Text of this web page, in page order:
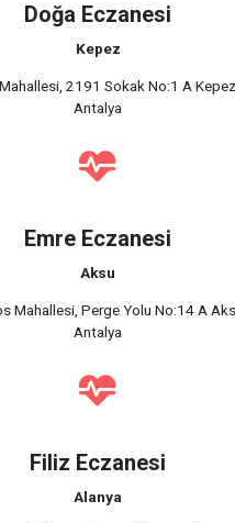
Doğa Eczanesi
Kepez
2191 Sokak No:1 A Kepez
Antalya
Emre Eczanesi
Aksu
Mahallesi, Perge Yolu No:14 A
Antalya
Filiz Eczanesi
Alanya